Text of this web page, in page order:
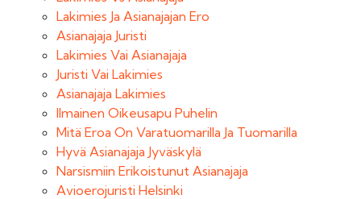
Lakimies Ja Asianajajan Ero
Asianajaja Juristi
Lakimies Vai Asianajaja
Juristi Vai Lakimies
Asianajaja Lakimies
Ilmainen Oikeusapu Puhelin
Mitä Eroa On Varatuomarilla Ja Tuomarilla
Hyvä Asianajaja Jyväskylä
Narsismiin Erikoistunut Asianajaja
Avioerojuristi Helsinki